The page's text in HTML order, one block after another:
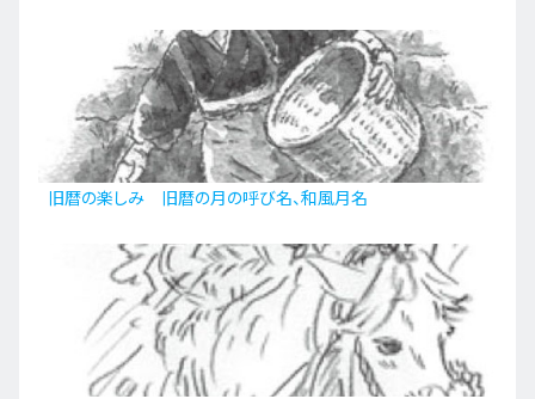
旧暦の楽しみ 旧暦の月の呼び名、和風月名